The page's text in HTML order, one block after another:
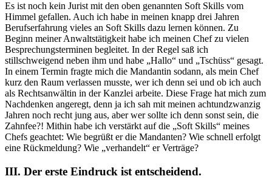
Es ist noch kein Jurist mit den oben genannten Soft Skills vom
Himmel gefallen. Auch ich habe in meinen knapp drei Jahren
Berufserfahrung vieles an Soft Skills dazu lernen können. Zu
Beginn meiner Anwaltstätigkeit habe ich meinen Chef zu vielen
Besprechungsterminen begleitet. In der Regel saß ich
stillschweigend neben ihm und habe „Hallo“ und „Tschüss“ gesagt.
In einem Termin fragte mich die Mandantin sodann, als mein Chef
kurz den Raum verlassen musste, wer ich denn sei und ob ich auch
als Rechtsanwältin in der Kanzlei arbeite. Diese Frage hat mich zum
Nachdenken angeregt, denn ja ich sah mit meinen achtundzwanzig
Jahren noch recht jung aus, aber wer sollte ich denn sonst sein, die
Zahnfee?! Mithin habe ich verstärkt auf die „Soft Skills“ meines
Chefs geachtet: Wie begrüßt er die Mandanten? Wie schnell erfolgt
eine Rückmeldung? Wie „verhandelt“ er Verträge?
III. Der erste Eindruck ist entscheidend.